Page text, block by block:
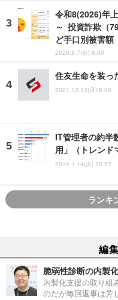
令和8(2026)年
～ 投資詐欺（
ど手口別被害額
2026.8.7(金) 8:00
住友生命を装っ
2021.12.13(月) 8:00
IT管理者の約半
用」（トレンド
2014.1.14(火) 20:57
ランキ
編
脆弱性診断の内製
内製化支援の取り組
のだが毎回返事は芳